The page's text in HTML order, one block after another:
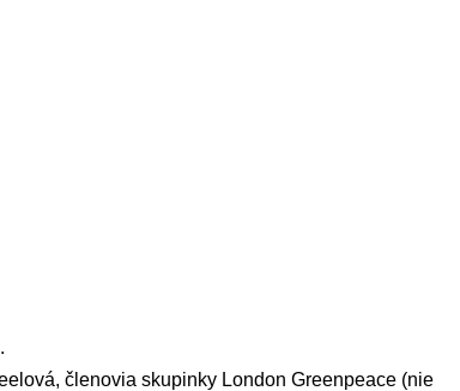
členovia skupinky London Greenpeace (nie